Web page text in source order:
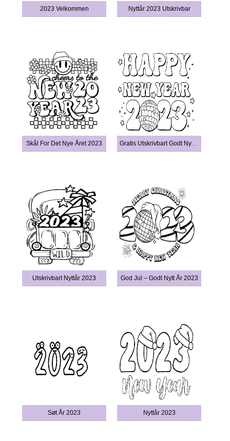
2023 Velkommen Nyttår 2023 Utskrivbar
Skål For Det Nye Året 2023 Gratis Utskrivbart Godt Nyttår 2023
Utskrivbart Nyttår 2023 God Jul – Godt Nytt År 2023
Søt År 2023 Nyttår 2023